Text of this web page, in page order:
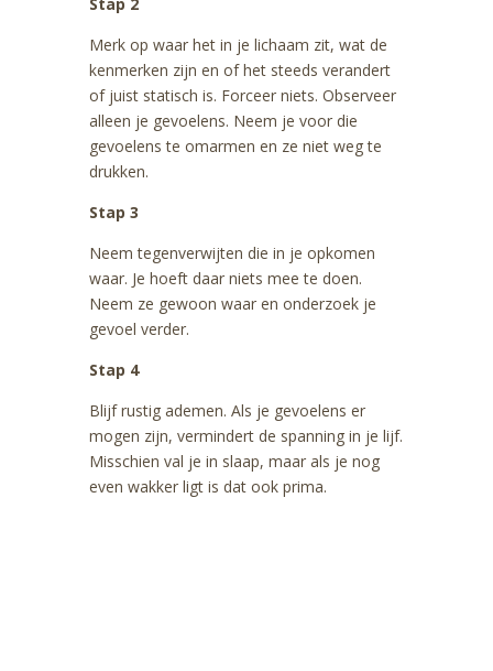
Stap 2
Merk op waar het in je lichaam zit, wat de
kenmerken zijn en of het steeds verandert
of juist statisch is. Forceer niets. Observeer
alleen je gevoelens. Neem je voor die
gevoelens te omarmen en ze niet weg te
drukken.
Stap 3
Neem tegenverwijten die in je opkomen
waar. Je hoeft daar niets mee te doen.
Neem ze gewoon waar en onderzoek je
gevoel verder.
Stap 4
Blijf rustig ademen. Als je gevoelens er
mogen zijn, vermindert de spanning in je lijf.
Misschien val je in slaap, maar als je nog
even wakker ligt is dat ook prima.